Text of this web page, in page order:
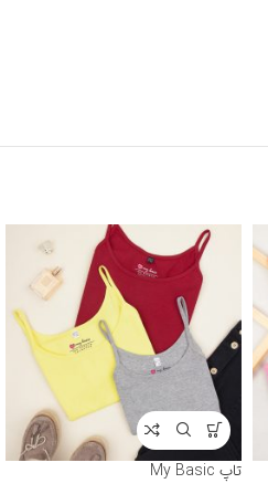
تاپ My Basic